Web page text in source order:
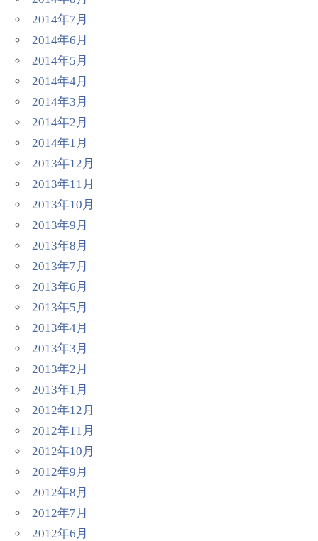
2014年7月
2014年6月
2014年5月
2014年4月
2014年3月
2014年2月
2014年1月
2013年12月
2013年11月
2013年10月
2013年9月
2013年8月
2013年7月
2013年6月
2013年5月
2013年4月
2013年3月
2013年2月
2013年1月
2012年12月
2012年11月
2012年10月
2012年9月
2012年8月
2012年7月
2012年6月